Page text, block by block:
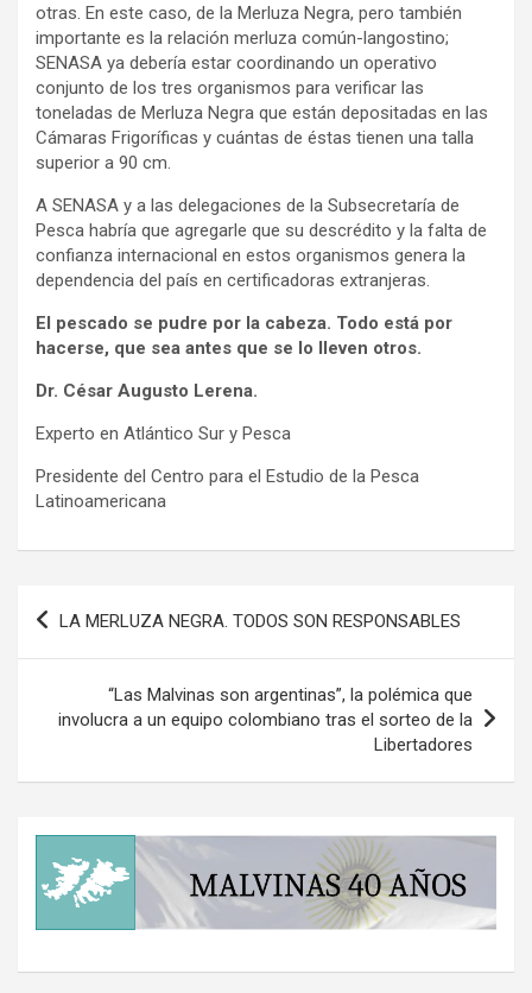
otras. En este caso, de la Merluza Negra, pero también
importante es la relación merluza común-langostino;
SENASA ya debería estar coordinando un operativo
conjunto de los tres organismos para verificar las
toneladas de Merluza Negra que están depositadas en las
Cámaras Frigoríficas y cuántas de éstas tienen una talla
superior a 90 cm.
A SENASA y a las delegaciones de la Subsecretaría de
Pesca habría que agregarle que su descrédito y la falta de
confianza internacional en estos organismos genera la
dependencia del país en certificadoras extranjeras.
El pescado se pudre por la cabeza. Todo está por
hacerse, que sea antes que se lo lleven otros.
Dr. César Augusto Lerena.
Experto en Atlántico Sur y Pesca
Presidente del Centro para el Estudio de la Pesca
Latinoamericana
Navegación
entradas
LA MERLUZA NEGRA. TODOS SON RESPONSABLES
“Las Malvinas son argentinas”, la polémica que
involucra a un equipo colombiano tras el sorteo de la
Libertadores